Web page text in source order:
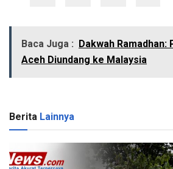
Baca Juga : Dakwah Ramadhan:
Aceh Diundang ke Malaysia
Berita Lainnya